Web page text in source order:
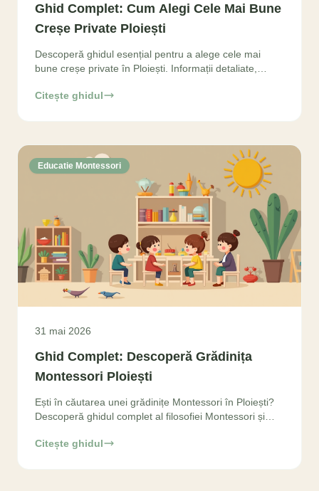
Ghid Complet: Cum Alegi Cele Mai Bune
Creșe Private Ploiești
Descoperă ghidul esențial pentru a alege cele mai
bune creșe private în Ploiești. Informații detaliate,
Citește ghidul
Educatie Montessori
31 mai 2026
Ghid Complet: Descoperă Grădinița
Montessori Ploiești
Ești în căutarea unei grădinițe Montessori în Ploiești?
Descoperă ghidul complet al filosofiei Montessori și
Citește ghidul